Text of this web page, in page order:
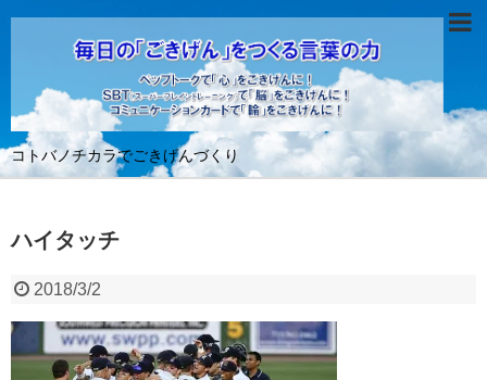
コトバノチカラでごきげんづくり
ハイタッチ
2018/3/2